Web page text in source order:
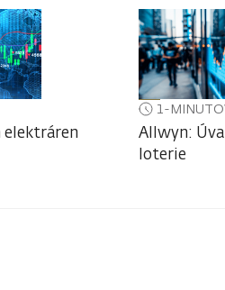
elektráren
1-
Allwyn:
loterie